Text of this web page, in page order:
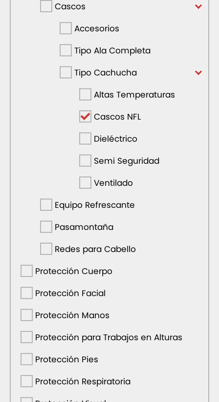
Cascos
Accesorios
Tipo Ala Completa
Tipo Cachucha
Altas Temperaturas
Cascos NFL
Dieléctrico
Semi Seguridad
Ventilado
Equipo Refrescante
Pasamontaña
Redes para Cabello
Protección Cuerpo
Protección Facial
Protección Manos
Protección para Trabajos en Alturas
Protección Pies
Protección Respiratoria